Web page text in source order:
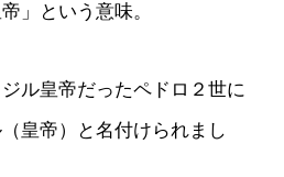
」という意味。
ル皇帝だったペドロ２世に
皇帝）と名付けられまし